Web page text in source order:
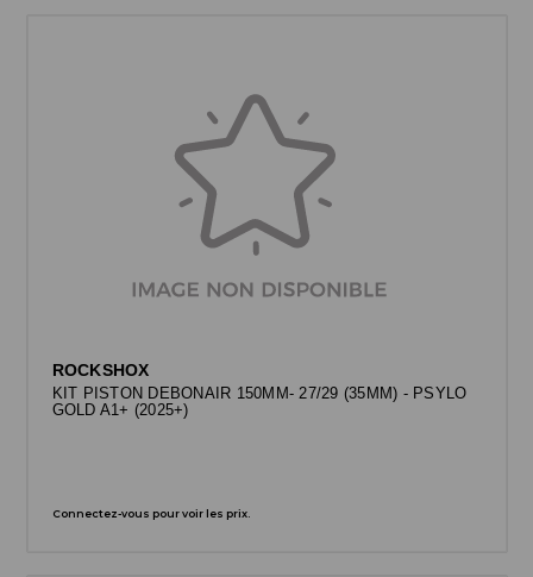
ROCKSHOX
KIT PISTON DEBONAIR 150MM- 27/29 (35MM) - PSYLO
GOLD A1+ (2025+)
Connectez-vous pour voir les prix.